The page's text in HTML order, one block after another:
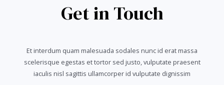
Get in Touch
Et interdum quam malesuada sodales nunc id erat massa
scelerisque egestas et tortor sed justo, vulputate praesent
iaculis nisl sagittis ullamcorper id vulputate dignissim